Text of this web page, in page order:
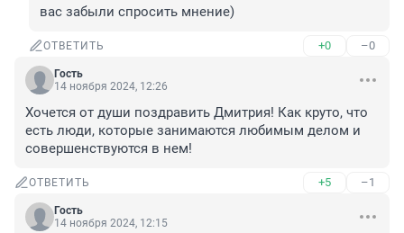
вас забыли спросить мнение)
ОТВЕТИТЬ +0 –0
Гость
14 ноября 2024, 12:26
Хочется от души поздравить Дмитрия! Как круто, что
есть люди, которые занимаются любимым делом и
совершенствуются в нем!
ОТВЕТИТЬ +5 –1
Гость
14 ноября 2024, 12:15